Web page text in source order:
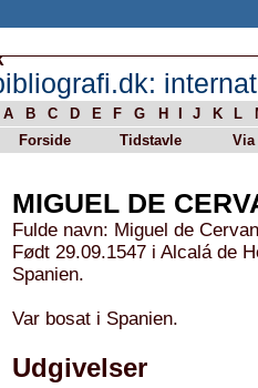
A B C D E F G H J K L
Forside
Tidstavle Via
MIGUEL DE
Fulde navn: Miguel de
Født 29.09.1547 i Alcalá de
Spanien.
Var bosat i Spanien.
Udgivelser